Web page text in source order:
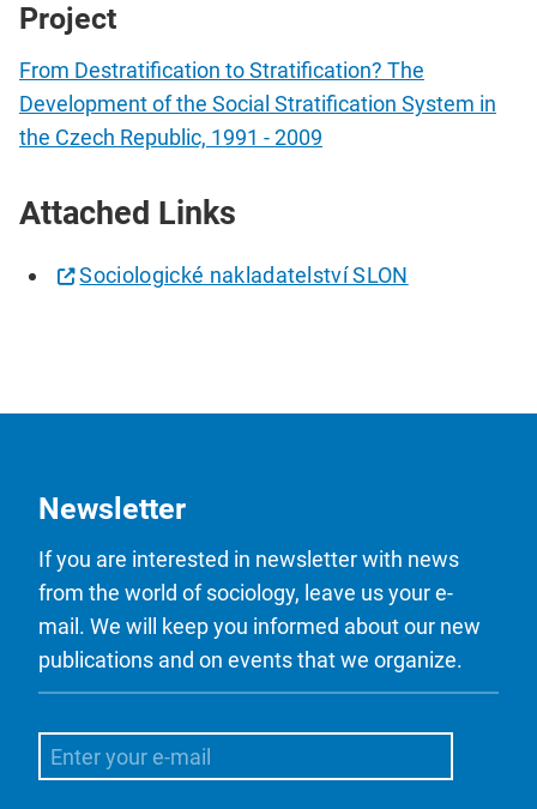
Project
From Destratification to Stratification? The
Development of the Social Stratification System in
the Czech Republic, 1991 - 2009
Attached Links
Sociologické nakladatelství SLON
Newsletter
If you are interested in newsletter with news
from the world of sociology, leave us your e-
mail. We will keep you informed about our new
publications and on events that we organize.